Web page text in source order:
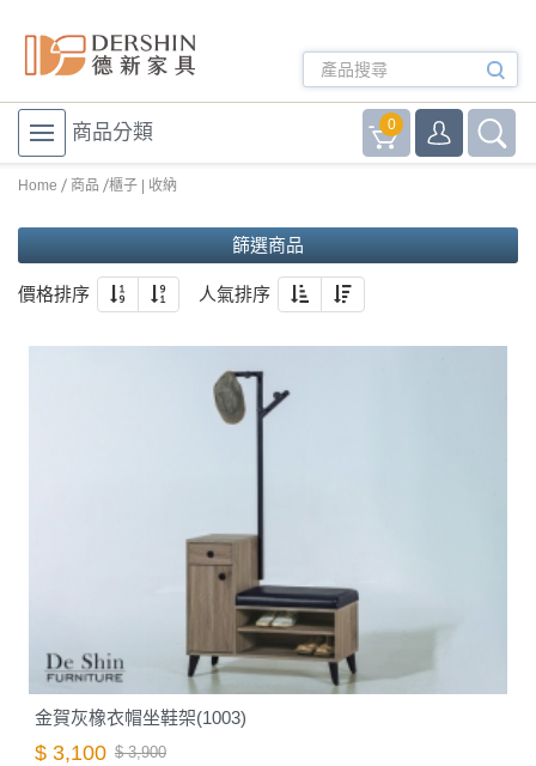
商品分類 0
Home 商品 櫃子 | 收納
篩選商品
價格排序 人氣排序
金賀灰橡衣帽坐鞋架(1003)
$ 3,100 $ 3,900